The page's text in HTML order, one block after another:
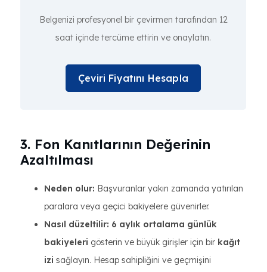
Belgenizi profesyonel bir çevirmen tarafından 12
saat içinde tercüme ettirin ve onaylatın.
Çeviri Fiyatını Hesapla
3. Fon Kanıtlarının Değerinin
Azaltılması
Neden olur: Başvuranlar yakın zamanda yatırılan
paralara veya geçici bakiyelere güvenirler.
Nasıl düzeltilir: 6 aylık ortalama günlük
bakiyeleri gösterin ve büyük girişler için bir kağıt
izi sağlayın. Hesap sahipliğini ve geçmişini